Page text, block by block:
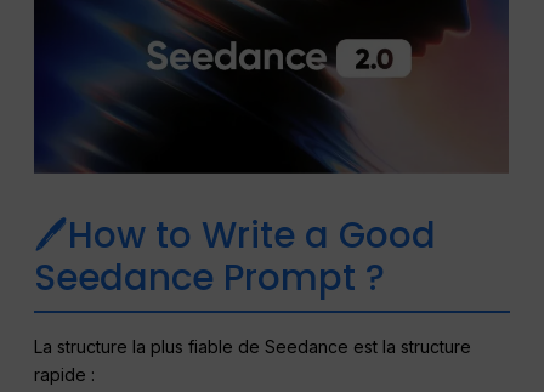
🖊How to Write a Good
Seedance Prompt ?
La structure la plus fiable de Seedance est la structure
rapide :